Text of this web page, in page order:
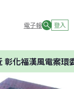
電子報 登入
漢風電案環委建議